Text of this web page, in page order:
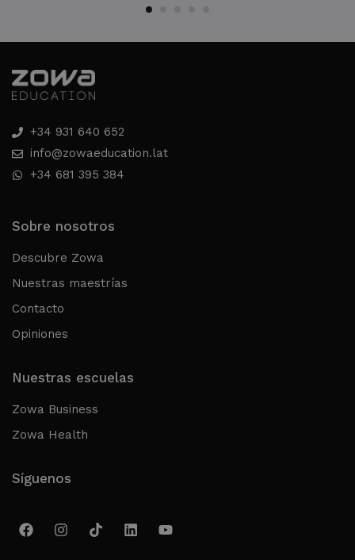
+34 931 640 652
info@zowaeducation.lat
+34 681 395 384
Sobre nosotros
Descubre Zowa
Nuestras maestrías
Contacto
Opiniones
Nuestras escuelas
Zowa Business
Zowa Health
Síguenos